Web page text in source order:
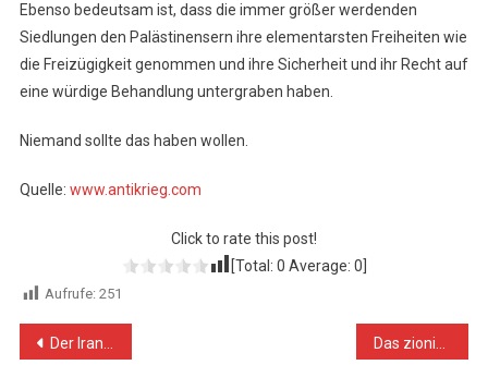
Ebenso bedeutsam ist, dass die immer größer werdenden
Siedlungen den Palästinensern ihre elementarsten Freiheiten wie
die Freizügigkeit genommen und ihre Sicherheit und ihr Recht auf
eine würdige Behandlung untergraben haben.
Niemand sollte das haben wollen.
Quelle: www.antikrieg.com
Click to rate this post!
[Total: 0 Average: 0
Aufrufe: 251
Beitragsnavigation
Der Iran sagt, dass Israels neuester Raketentest gegen den Iran gerichtet ist Das zionistische Regime setzt sich über alle ethischen Werte und Normen hinweg